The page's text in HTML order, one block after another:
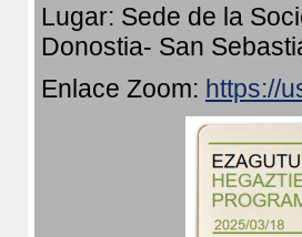
Lugar: Sede de la
Donostia- San
Enlace Zoom: https://